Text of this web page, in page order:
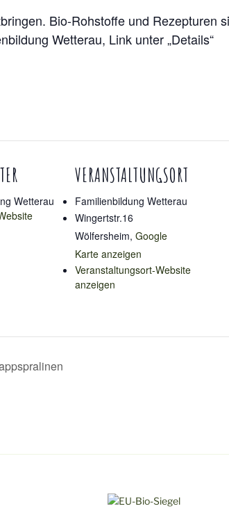
Bio-Rohstoffe und Rezepturen
Wetterau, Link unter „Details“
Wetterau
VERANSTALTUNGSORT
Familienbildung Wetterau
Wingertstr.16
Wölfersheim, Google
Karte anzeigen
Veranstaltungsort-Website
anzeigen